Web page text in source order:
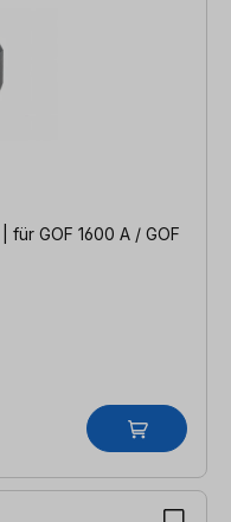
für GOF 1600 A / GOF